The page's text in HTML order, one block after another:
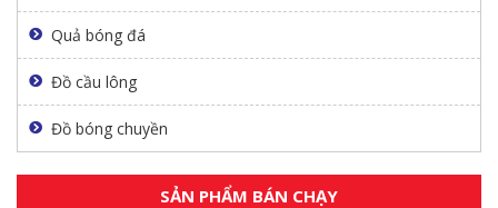
Quả bóng đá
Đồ cầu lông
Đồ bóng chuyền
SẢN PHẨM BÁN CHẠY